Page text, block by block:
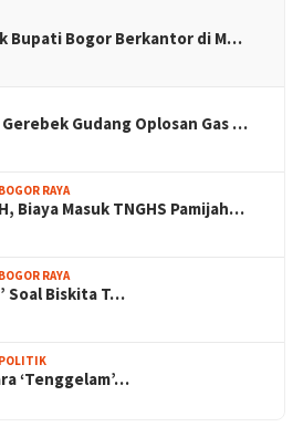
Bupati Bogor Berkantor di M…
Gudang Oplosan Gas …
BOGOR RAYA
Biaya Masuk TNGHS Pamijah…
BOGOR RAYA
Soal Biskita T…
POLITIK
‘Tenggelam’…